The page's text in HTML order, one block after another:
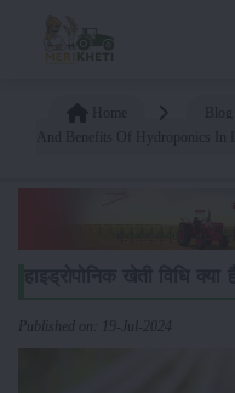
Published on: 19-Jul-2024